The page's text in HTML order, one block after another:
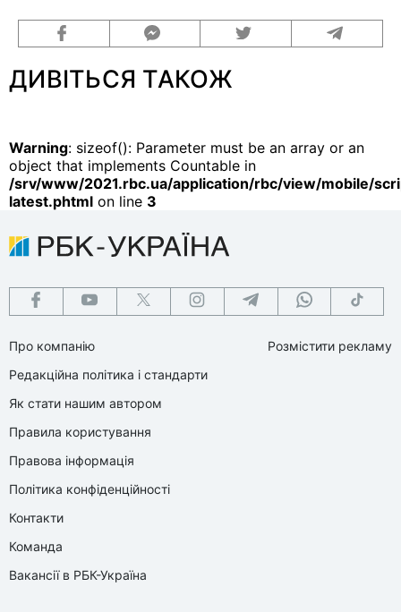
ДИВІТЬСЯ ТАКОЖ
Warning: sizeof(): Parameter must be an array or an
object that implements Countable in
/srv/www/2021.rbc.ua/application/rbc/view/mobile/
latest.phtml on line 3
Про компанію
Редакційна політика і стандарти
Як стати нашим автором
Правила користування
Правова інформація
Політика конфіденційності
Контакти
Команда
Вакансії в РБК-Україна
Розмістити рекламу